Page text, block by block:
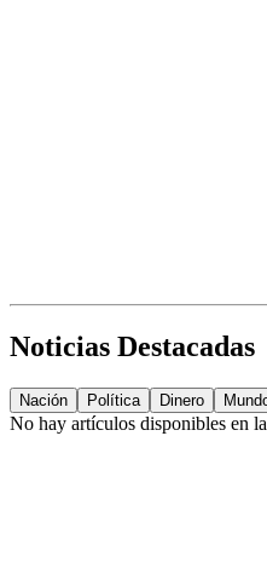
Noticias Destacadas
Nación Política Dinero
No hay artículos disponibles en